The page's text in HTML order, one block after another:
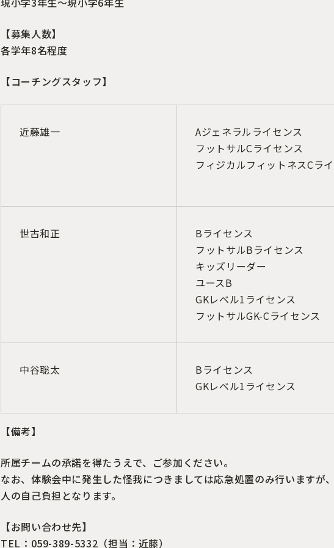
【募集人数】
各学年8名程度
【コーチングスタッフ】
近藤雄一
Aジェネラルライセンス
フットサルCライセンス
フィジカルフィットネスCラ
世古和正
Bライセンス
フットサルBライセンス
キッズリーダー
ユースB
GKレベル1ライセンス
フットサルGK-Cライセンス
中谷聡太
Bライセンス
GKレベル1ライセンス
【備考】
所属チームの承諾を得たうえで、ご参加ください。
なお、体験会中に発生した怪我につきましては応急処置のみ行います
人の自己負担となります。
【お問い合わせ先】
TEL：059-389-5332（担当：近藤）